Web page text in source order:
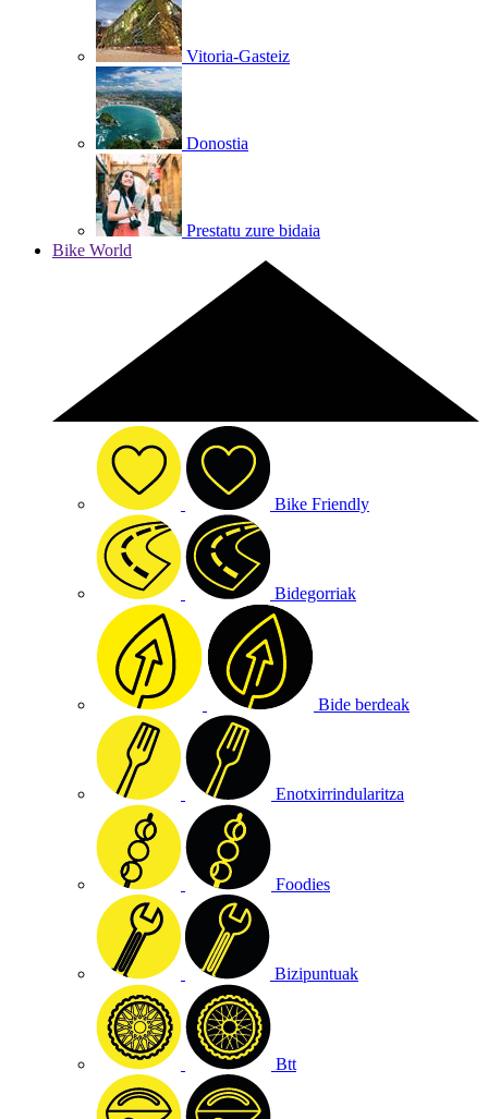
Vitoria-Gasteiz
Donostia
Prestatu zure bidaia
Bike World
Bike Friendly
Bidegorriak
Bide berdeak
Enotxirrindularitza
Foodies
Bizipuntuak
Btt